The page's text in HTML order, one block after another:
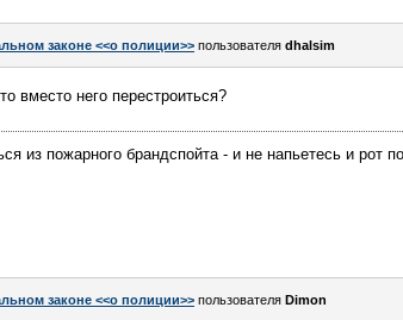
законе <<о полиции>> пользователя dhalsim
вместо него перестроиться?
из пожарного брандспойта - и не напьетесь и рот
законе <<о полиции>> пользователя Dimon